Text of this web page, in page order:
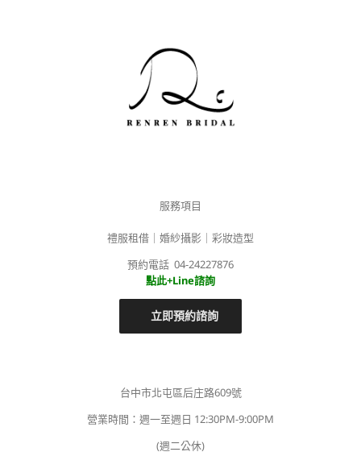
服務項目
禮服租借｜婚紗攝影｜彩妝造型
預約電話 04-24227876
點此+Line諮詢
立即預約諮詢
台中市北屯區后庄路609號
營業時間：週一至週日 12:30PM-9:00PM
(週二公休)